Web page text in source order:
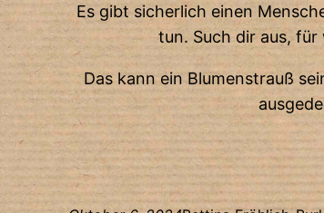
Es gibt sicherlich einen
tun. Such dir aus,
Das kann ein Blumenstrauß